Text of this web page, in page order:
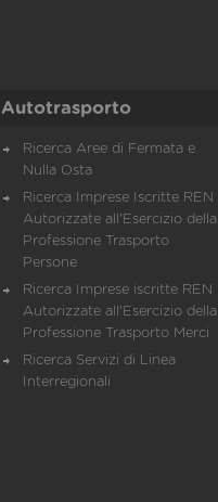
Autotrasporto
Ricerca Aree di Fermata e
Nulla Osta
Ricerca Imprese Iscritte REN
Autorizzate all'Esercizio della
Professione Trasporto
Persone
Ricerca Imprese iscritte REN
Autorizzate all'Esercizio della
Professione Trasporto Merci
Ricerca Servizi di Linea
Interregionali